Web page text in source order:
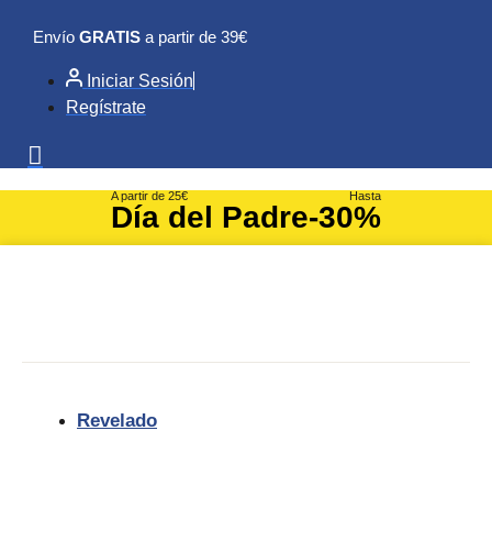
contenido
Envío GRATIS a partir de 39€
Iniciar Sesión
Regístrate
A partir de 25€
Día del Padre
Hasta
-30%
Revelado